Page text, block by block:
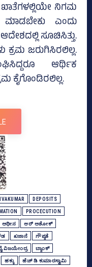
ನಿಗಮ
ಎಂದು
ಸೂಚಿಸಿತ್ತು.
ಜರುಗಿಸಿರಲಿಲ್ಲ.
ಆರ್ಥಿಕ
ಕೈಗೊಂಡಿರಲಿಲ್ಲ.
DEPOSITS
PROCECUTION
ಅಧೀನ ಆರ್‌ ಅಶೋಕ್‌
ಖಜಾನೆ ಗೌಪ್ಯತೆ
ವಿಜಯೇಂದ್ರ ಬ್ಯಾಂಕ್‌
ಹಕ್ಕು ಹೆಚ್‌ ಡಿ ಕುಮಾರಸ್ವಾಮಿ